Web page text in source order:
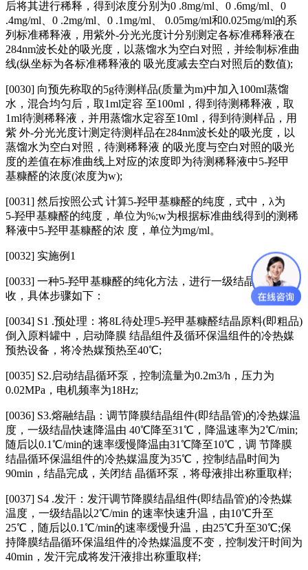
后将其进行稀释，得到浓度分别为0 .8mg/ml、0 .6mg/ml、0
.4mg/ml、0 .2mg/ml、0 .1mg/ml、 0.05mg/ml和0.025mg/ml的系
列标准稀释液，用紫外‑分光光度计分别测定各标准稀释液在
284nm波长处的吸光度，以蒸馏水为空白对照，并绘制标准曲
线(纵坐标为各标准稀释液的 吸光度减去空白对照后的数值);
[0030] 向预先称取的5g待测样品(质量为m)中加入100ml蒸馏
水，混合均匀后，取1ml定容 至100ml，得到待测稀释液，取
1ml待测稀释液，并用蒸馏水定容至10ml，得到待测样品，用
紫 外‑分光光度计测定待测样品在284nm波长处的吸光度，以
蒸馏水为空白对照，待测稀释液 的吸光度与空白对照的吸光
度的差值在标准曲线上对应的浓度即为待测稀释液中5‑羟甲
基糠醛的浓度(浓度为w);
[0031] 然后按照公式 计算5‑羟甲基糠醛的纯度，式中，λ为
5‑羟甲基糠醛的纯度，单位为%;w为根据标准曲线得到的测稀
释液中5‑羟甲基糠醛的浓 度，单位为mg/ml。
[0032] 实施例1
[0033] 一种5‑羟甲基糠醛的纯化方法，进行一级结晶+一级回
收，具体步骤如下：
[0034] S1 .预处理：将8L待处理5‑羟甲基糠醛结晶原料(即粗品)
倒入原料罐中，启动降膜 结晶组件及循环保温组件的冷热媒
预热设备，将冷热媒预热至40℃;
[0035] S2.启动结晶循环泵，控制流量为0.2m3/h，压力为
0.02MPa，电机频率为18Hz;
[0036] S3.熔融结晶：调节降膜结晶组件(即结晶管)的冷热媒温
度，一级结晶快速降温由 40℃降至31℃，降温速率为2℃/min;
随后以0.1℃/min的速率缓慢降温由31℃降至10℃，调 节降膜
结晶循环保温组件的冷热媒温度为35℃，控制结晶时间为
90min，结晶完成，关闭结 晶循环泵，将母液排出称重取样;
[0037] S4 .发汗：发汗调节降膜结晶组件(即结晶管)的冷热媒
温度，一级结晶以2℃/min 的速率快速升温，由10℃升至
25℃，随后以0.1℃/min的速率缓慢升温，由25℃升至30℃;保
持降膜结晶循环保温组件的冷热媒温度不变，控制发汗时间为
40min，发汗完成将发汗液排出称重取样;